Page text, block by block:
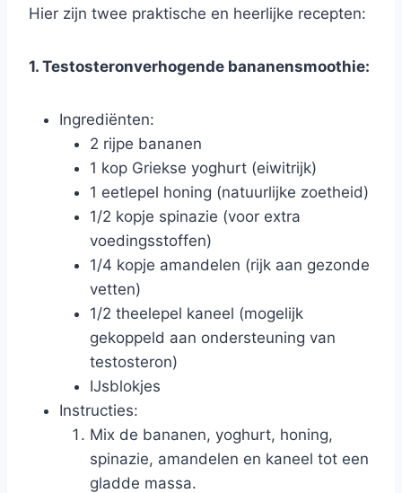
Hier zijn twee praktische en heerlijke recepten:
1. Testosteronverhogende bananensmoothie:
Ingrediënten:
2 rijpe bananen
1 kop Griekse yoghurt (eiwitrijk)
1 eetlepel honing (natuurlijke zoetheid)
1/2 kopje spinazie (voor extra
voedingsstoffen)
1/4 kopje amandelen (rijk aan gezonde
vetten)
1/2 theelepel kaneel (mogelijk
gekoppeld aan ondersteuning van
testosteron)
IJsblokjes
Instructies:
Mix de bananen, yoghurt, honing,
spinazie, amandelen en kaneel tot een
gladde massa.